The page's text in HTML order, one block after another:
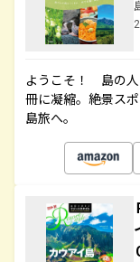
ようこそ！ 島の人
冊に凝縮。絶景ス
島旅へ。